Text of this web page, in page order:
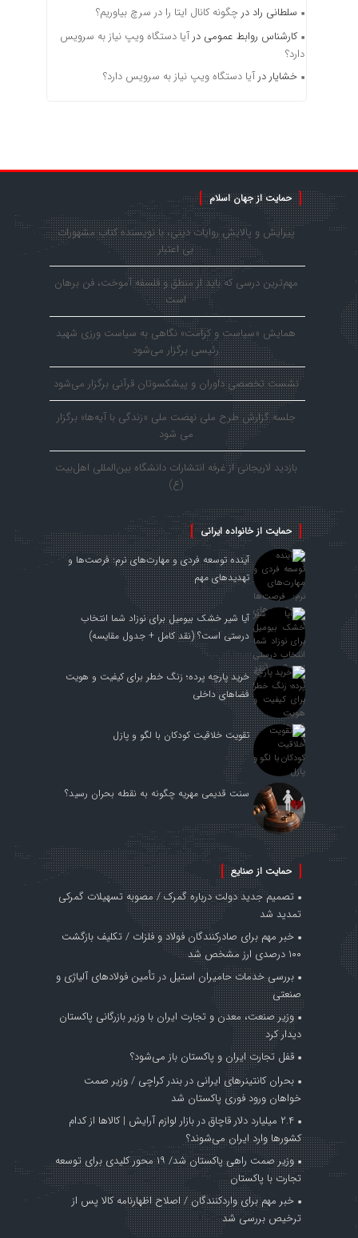
سلطانی راد درچگونه کانال ایتا را در سرچ بیاوریم؟
کارشناس روابط عمومی درآیا دستگاه ویپ نیاز به سرویس
دارد؟
خشایاردرآیا دستگاه ویپ نیاز به سرویس دارد؟
حمایت از جهان اسلام
پیرایش و پالایش روایات دینی، با نویسنده کتاب مشهورات
بی اعتبار
مهم‌ترین درسی که باید از منطق و فلسفه آموخت، فن برهان
است
همایش «سیاست و کرامت» نگاهی به سیاست ورزی شهید
رئیسی برگزار می‌شود
نشست تخصصی داوران و پیشکسوتان قرآنی برگزار می‌شود
جلسه گزارش طرح ملی نهضت ملی «زندگی با آیه‌ها» برگزار
می شود
بازدید لاریجانی از غرفه انتشارات دانشگاه بین‌المللی اهل‌بیت
(ع)
حمایت از خانواده ایرانی
آینده توسعه فردی و مهارت‌های نرم: فرصت‌ها و
تهدیدهای مهم
آیا شیر خشک بیومیل برای نوزاد شما انتخاب
درستی است؟ (نقد کامل + جدول مقایسه)
خرید پارچه پرده؛ زنگ خطر برای کیفیت و هویت
فضاهای داخلی
تقویت خلاقیت کودکان با لگو و پازل
سنت قدیمی مهریه چگونه به نقطه بحران رسید؟
حمایت از صنایع
تصمیم جدید دولت درباره گمرک / مصوبه تسهیلات گمرکی
تمدید شد
خبر مهم برای صادرکنندگان فولاد و فلزات / تکلیف بازگشت
۱۰۰ درصدی ارز مشخص شد
بررسی خدمات حامیران استیل در تأمین فولادهای آلیاژی و
صنعتی
وزیر صنعت، معدن و تجارت ایران با وزیر بازرگانی پاکستان
دیدار کرد
قفل تجارت ایران و پاکستان باز می‌شود؟
بحران کانتینر‌های ایرانی در بندر کراچی / وزیر صمت
خواهان ورود فوری پاکستان شد
۲.۴ میلیارد دلار قاچاق در بازار لوازم آرایش | کالاها از کدام
کشورها وارد ایران می‌شوند؟
وزیر صمت راهی پاکستان شد/ ۱۹ محور کلیدی برای توسعه
تجارت با پاکستان
خبر مهم برای واردکنندگان / اصلاح اظهارنامه کالا پس از
ترخیص بررسی شد